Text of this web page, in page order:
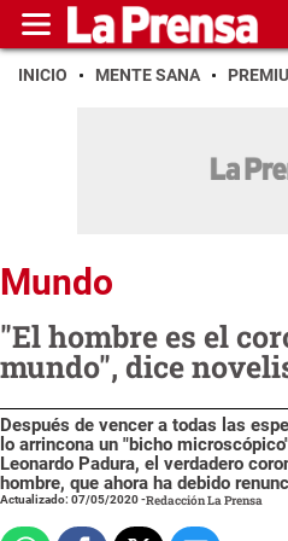
INICIO MENTE SANA
Mundo
"El hombre es el
mundo", dice
Después de vencer a todas las
lo arrincona un "bicho
Leonardo Padura, el verdadero
hombre, que ahora ha debido
Actualizado: 07/05/2020-Redacción La Prensa